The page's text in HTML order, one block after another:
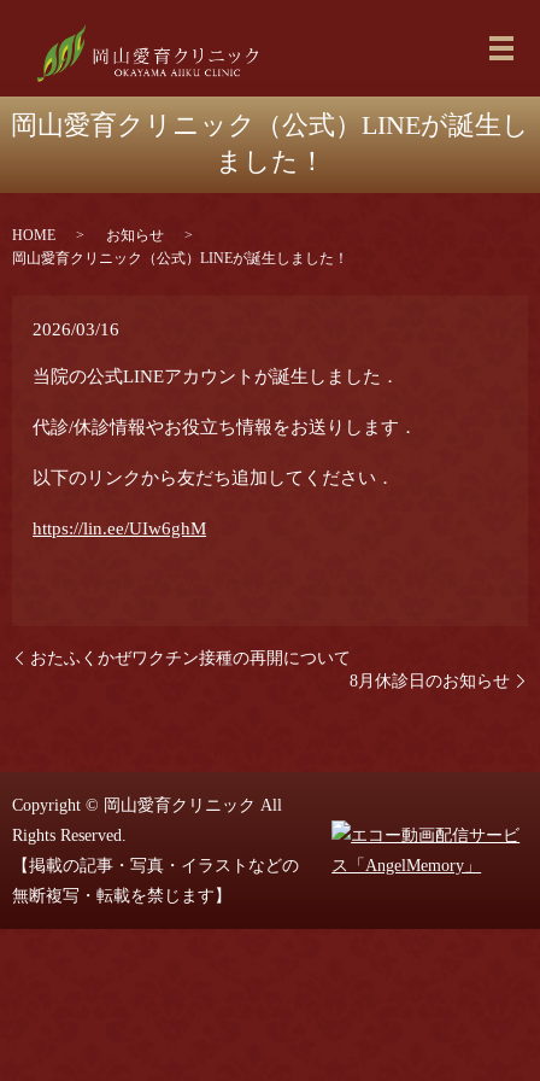
メ
岡山愛育クリニック（公式）LINEが誕生し
ました！
HOME
お知らせ
岡山愛育クリニック（公式）LINEが誕生しました！
2026/03/16
当院の公式LINEアカウントが誕生しました．
代診/休診情報やお役立ち情報をお送りします．
以下のリンクから友だち追加してください．
https://lin.ee/UIw6ghM
おたふくかぜワクチン接種の再開について
8月休診日のお知らせ
Copyright © 岡山愛育クリニック All
Rights Reserved.
【掲載の記事・写真・イラストなどの
無断複写・転載を禁じます】